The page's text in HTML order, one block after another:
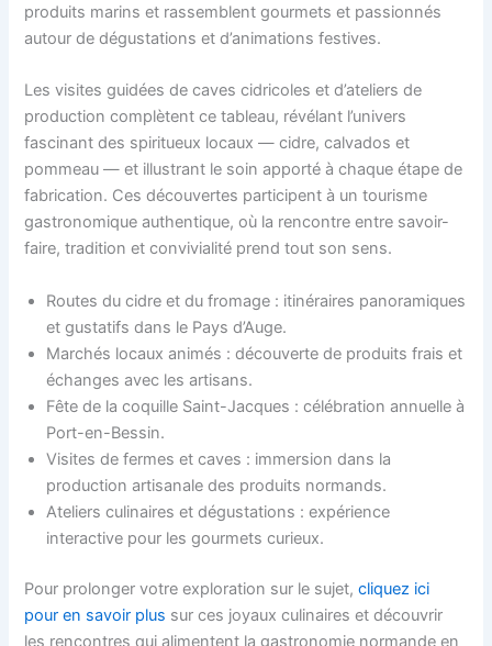
produits marins et rassemblent gourmets et passionnés
autour de dégustations et d’animations festives.
Les visites guidées de caves cidricoles et d’ateliers de
production complètent ce tableau, révélant l’univers
fascinant des spiritueux locaux — cidre, calvados et
pommeau — et illustrant le soin apporté à chaque étape de
fabrication. Ces découvertes participent à un tourisme
gastronomique authentique, où la rencontre entre savoir-
faire, tradition et convivialité prend tout son sens.
Routes du cidre et du fromage : itinéraires panoramiques
et gustatifs dans le Pays d’Auge.
Marchés locaux animés : découverte de produits frais et
échanges avec les artisans.
Fête de la coquille Saint-Jacques : célébration annuelle à
Port-en-Bessin.
Visites de fermes et caves : immersion dans la
production artisanale des produits normands.
Ateliers culinaires et dégustations : expérience
interactive pour les gourmets curieux.
Pour prolonger votre exploration sur le sujet,cliquez ici
pour en savoir plus sur ces joyaux culinaires et découvrir
les rencontres qui alimentent la gastronomie normande en